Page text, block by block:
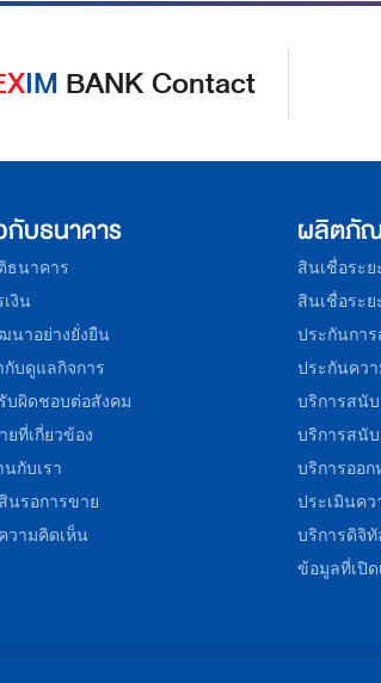
IMBANK Contact
กับธนาคาร
ธนาคาร
งิน
นาอย่างยั่งยืน
กับดูแลกิจการ
บผิดชอบต่อสังคม
ยที่เกี่ยวข้อง
นกับเรา
นรอการขาย
วามคิดเห็น
ผลิตภัณ
สินเชื่อระย
สินเชื่อระย
ประกันการ
ประกันควา
บริการสนั
บริการสนั
บริการออ
ประเมินค
บริการดิจิ
ข้อมูลที่เปิด